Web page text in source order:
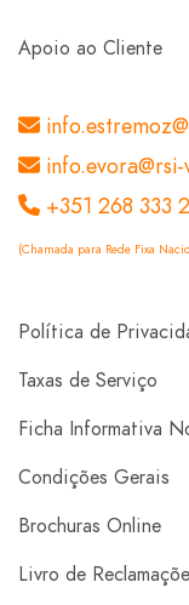
Apoio ao Cliente
+351 268 333
(Chamada para Rede Fixa
Política de
Taxas de Serviço
Ficha Informativa
Condições Gerais
Brochuras Online
Livro de